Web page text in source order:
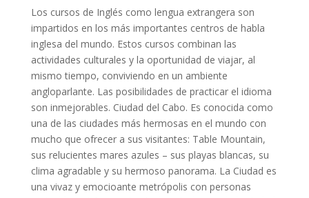
Los cursos de Inglés como lengua extrangera son
impartidos en los más importantes centros de habla
inglesa del mundo. Estos cursos combinan las
actividades culturales y la oportunidad de viajar, al
mismo tiempo, conviviendo en un ambiente
angloparlante. Las posibilidades de practicar el idioma
son inmejorables. Ciudad del Cabo. Es conocida como
una de las ciudades más hermosas en el mundo con
mucho que ofrecer a sus visitantes: Table Mountain,
sus relucientes mares azules – sus playas blancas, su
clima agradable y su hermoso panorama. La Ciudad es
una vivaz y emocioante metrópolis con personas